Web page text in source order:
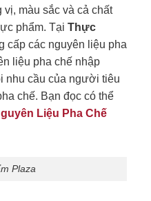
màu sắc và cả chất
phẩm. Tại Thực
cấp các nguyên liệu pha
liệu pha chế nhập
nhu cầu của người tiêu
chế. Bạn đọc có thể
Liệu Pha Chế
Plaza